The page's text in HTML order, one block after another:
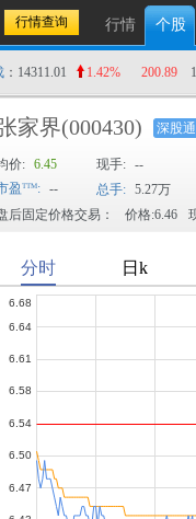
行情 个股
：14311.01 1.42% 200.89
家界(000430) 深股通
价: 6.45 现手: --
盈
: -- 总手: 5.27万
后固定价格交易：
价格:6.46